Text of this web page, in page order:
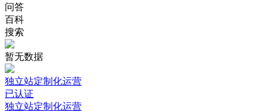
问答
百科
搜索
暂无数据
独立站定制化运营
已认证
独立站定制化运营